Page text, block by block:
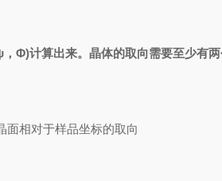
， Φ)计算出来。晶体的取向需要至少有
面相对于样品坐标的取向